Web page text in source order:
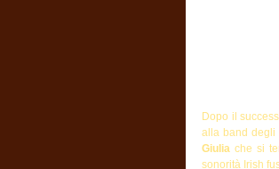
Dopo il
alla band degli
Giulia che si
sonorità Irish